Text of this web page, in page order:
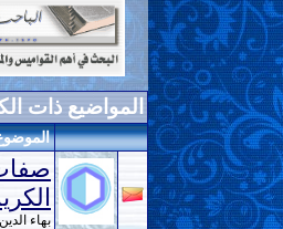
المواضيع ذات
بهاء